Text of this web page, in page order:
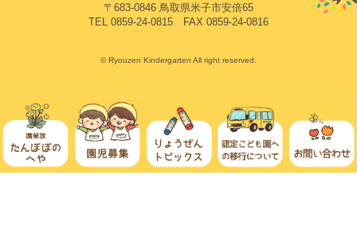
〒683-0846 鳥取県米子市安倍65
TEL 0859-24-0815 FAX 0859-24-0816
© Ryouzen Kindergarten All right reserved.